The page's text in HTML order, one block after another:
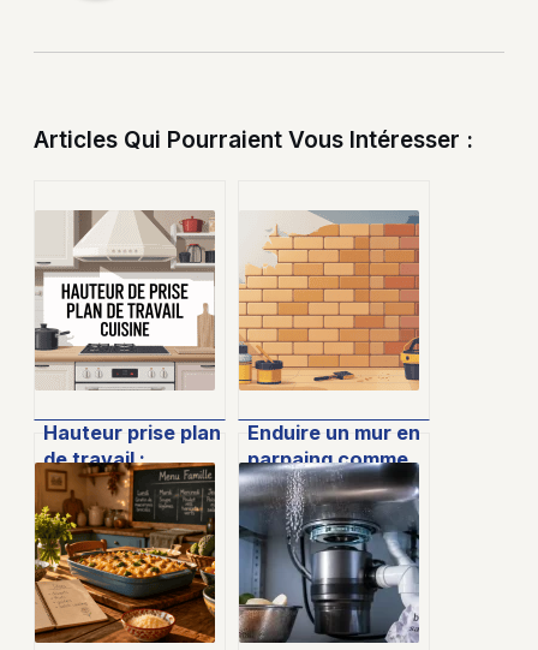
Articles Qui Pourraient Vous Intéresser :
Hauteur prise plan
de travail :
normes, confort
et erreurs à éviter
Enduire un mur en
parpaing comme
un pro : méthode,
produits et
astuces